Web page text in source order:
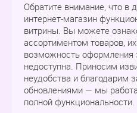
Обратите внимание, что
интернет-магазин
витрины. Вы можете
ассортиментом товаров,
возможность оформления
недоступна. Приносим
неудобства и благодарим
обновлениями — мы
полной функциональности.